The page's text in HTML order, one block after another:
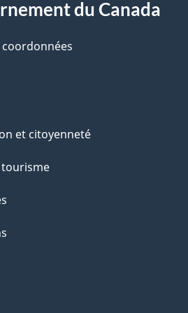
d
du Canada
coordonnées
et citoyenneté
tourisme